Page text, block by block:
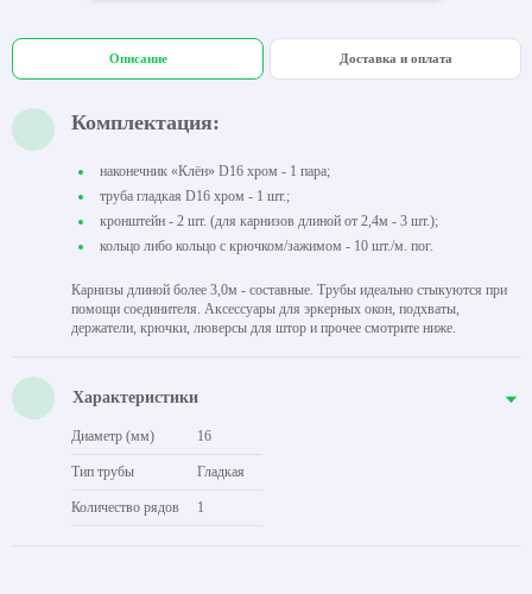
Описание Доставка и оплата
Комплектация:
наконечник «Клён» D16 хром - 1 пара;
труба гладкая D16 хром - 1 шт.;
кронштейн - 2 шт. (для карнизов длиной от 2,4м - 3 шт.);
кольцо либо кольцо с крючком/зажимом - 10 шт./м. пог.
Карнизы длиной более 3,0м - составные. Трубы идеально стыкуются при
помощи соединителя. Аксессуары для эркерных окон, подхваты,
держатели, крючки, люверсы для штор и прочее смотрите ниже.
Характеристики
Диаметр (мм) 16
Тип трубы Гладкая
Количество рядов 1